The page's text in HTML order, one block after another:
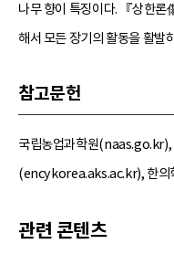
나무 향이 특징이다. 『상한론
해서 모든 장기의 활동을 활발
참고문헌
국립농업과학원(naas.go.kr),
(encykorea.aks.ac.kr), 한의
관련 콘텐츠